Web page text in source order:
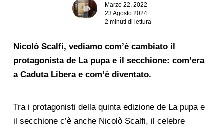
Marzo 22, 2022
23 Agosto 2024
2 minuti di lettura
Nicolò Scalfi, vediamo com’è cambiato il
protagonista de La pupa e il secchione: com’era
a Caduta Libera e com’è diventato.
Tra i protagonisti della quinta edizione de La pupa e
il secchione c’è anche Nicolò Scalfi, il celebre